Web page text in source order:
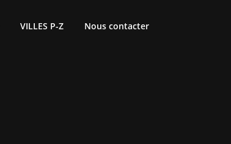
VILLES P-Z Nous contacter